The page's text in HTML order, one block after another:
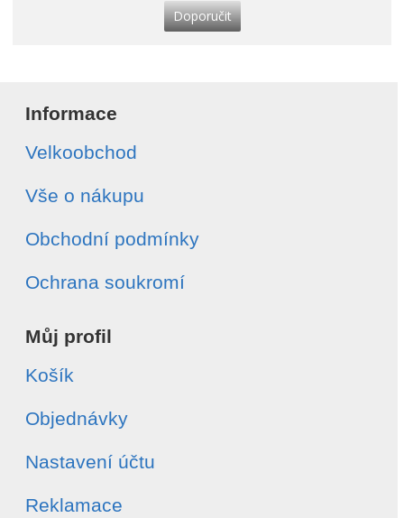
Doporučit
Informace
Velkoobchod
Vše o nákupu
Obchodní podmínky
Ochrana soukromí
Můj profil
Košík
Objednávky
Nastavení účtu
Reklamace